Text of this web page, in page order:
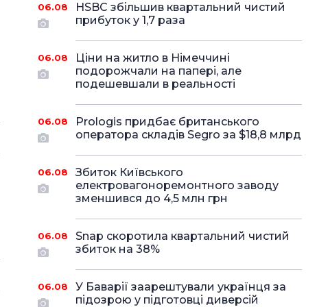
06.08
HSBC збільшив квартальний чистий
прибуток у 1,7 раза
06.08
Ціни на житло в Німеччині
подорожчали на папері, але
подешевшали в реальності
06.08
Prologis придбає британського
оператора складів Segro за $18,8 млрд
06.08
Збиток Київського
електровагоноремонтного заводу
зменшився до 4,5 млн грн
06.08
Snap скоротила квартальний чистий
збиток на 38%
06.08
У Баварії заарештували українця за
підозрою у підготовці диверсій